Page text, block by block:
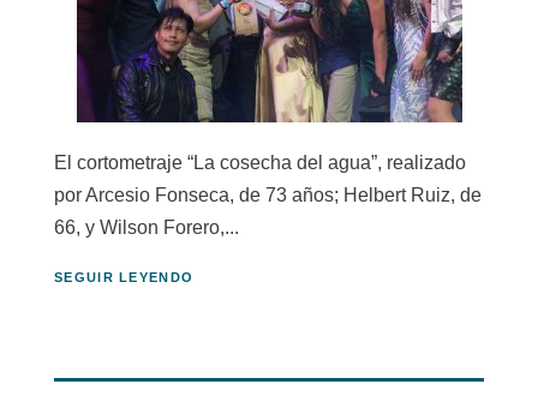
El cortometraje “La cosecha del agua”, realizado
por Arcesio Fonseca, de 73 años; Helbert Ruiz, de
66, y Wilson Forero,...
SEGUIR LEYENDO